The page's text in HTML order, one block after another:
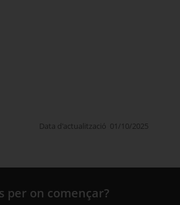
Data d'actualització 01/10/2025
per on començar?